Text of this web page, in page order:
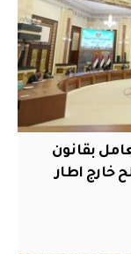
التعامل بقانون
خارج اطار